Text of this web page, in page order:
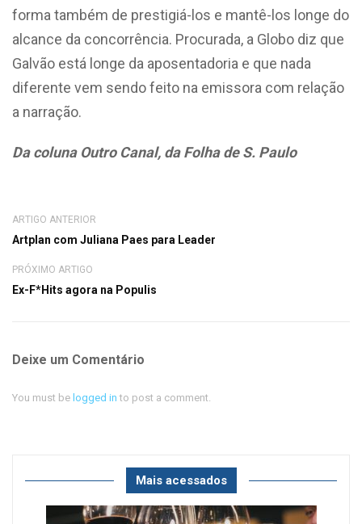
forma também de prestigiá-los e mantê-los longe do
alcance da concorrência. Procurada, a Globo diz que
Galvão está longe da aposentadoria e que nada
diferente vem sendo feito na emissora com relação
a narração.
Da coluna Outro Canal, da Folha de S. Paulo
ARTIGO ANTERIOR
Artplan com Juliana Paes para Leader
PRÓXIMO ARTIGO
Ex-F*Hits agora na Populis
Deixe um Comentário
You must be logged in to post a comment.
Mais acessados